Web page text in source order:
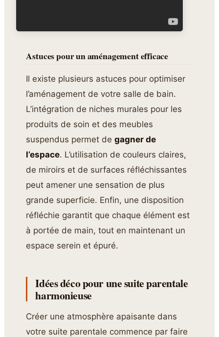
Astuces pour un aménagement efficace
Il existe plusieurs astuces pour optimiser
l’aménagement de votre salle de bain.
L’intégration de niches murales pour les
produits de soin et des meubles
suspendus permet degagner de
l’espace. L’utilisation de couleurs claires,
de miroirs et de surfaces réfléchissantes
peut amener une sensation de plus
grande superficie. Enfin, une disposition
réfléchie garantit que chaque élément est
à portée de main, tout en maintenant un
espace serein et épuré.
Idées déco pour une suite parentale
harmonieuse
Créer une atmosphère apaisante dans
votre suite parentale commence par faire